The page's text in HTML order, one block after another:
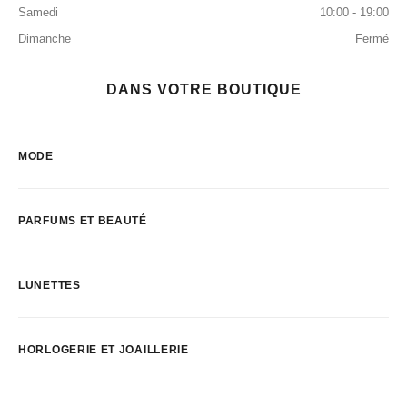
Samedi
10:00 - 19:00
Dimanche
Fermé
DANS VOTRE BOUTIQUE
MODE
PARFUMS ET BEAUTÉ
LUNETTES
HORLOGERIE ET JOAILLERIE